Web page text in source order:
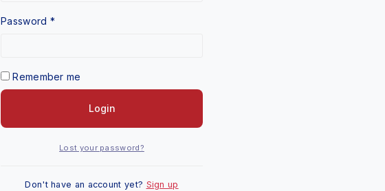
Password *
Remember me
Login
Lost your password?
Don't have an account yet? Sign up